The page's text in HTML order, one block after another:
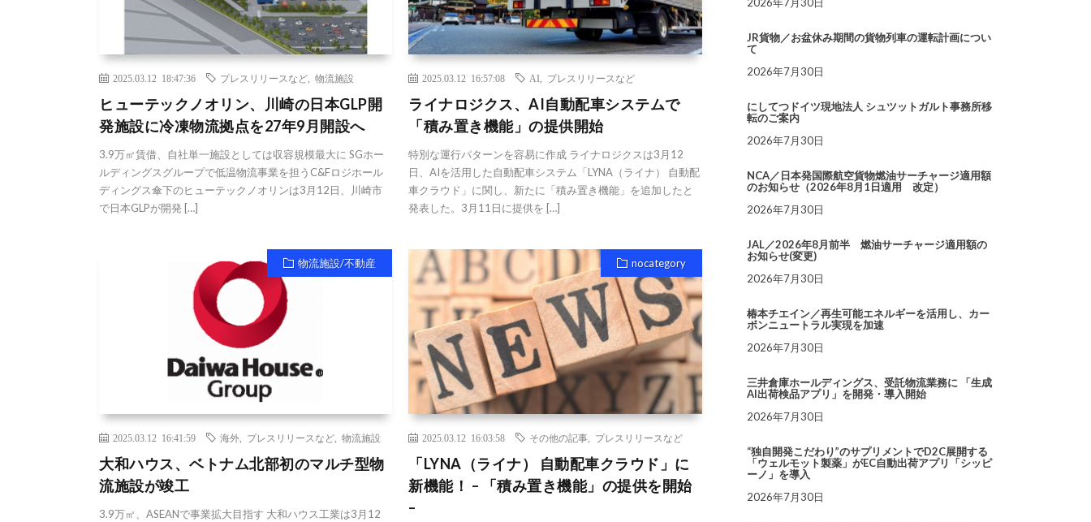
2025.03.12 18:47:36 プレスリリースなど 物流施設
ヒューテックノオリン、川崎の日本GLP開
発施設に冷凍物流拠点を27年9月開設へ
3.9万㎡賃借、自社単一施設としては収容規模最大に SGホー
ルディングスグループで低温物流事業を担うC&Fロジホール
ディングス傘下のヒューテックノオリンは3月12日、川崎市
で日本GLPが開発 […]
2025.03.12 16:57:08 AI プレスリリースなど
ライナロジクス、AI自動配車システムで
「積み置き機能」の提供開始
特別な運行パターンを容易に作成 ライナロジクスは3月12
日、AIを活用した自動配車システム「LYNA（ライナ） 自動配
車クラウド」に関し、新たに「積み置き機能」を追加したと
発表した。3月11日に提供を […]
物流施設/不動産
2025.03.12 16:41:59 海外 プレスリリースなど 物流施設
大和ハウス、ベトナム北部初のマルチ型物
流施設が竣工
3.9万㎡、ASEANで事業拡大目指す 大和ハウス工業は3月12
nocategory
2025.03.12 16:03:58 その他の記事 プレスリリースなど
「LYNA（ライナ） 自動配車クラウド」に
新機能！ – 「積み置き機能」の提供を開始
–
2026年7月30日
JR貨物／お盆休み期間の貨物列車の運転計画につい
て
2026年7月30日
にしてつドイツ現地法人 シュツットガルト事務所移
転のご案内
2026年7月30日
NCA／日本発国際航空貨物燃油サーチャージ適用額
のお知らせ（2026年8月1日適用 改定）
2026年7月30日
JAL／2026年8月前半 燃油サーチャージ適用額の
お知らせ(変更)
2026年7月30日
椿本チエイン／再生可能エネルギーを活用し、カー
ボンニュートラル実現を加速
2026年7月30日
三井倉庫ホールディングス、受託物流業務に 「生成
AI出荷検品アプリ」を開発・導入開始
2026年7月30日
“独自開発こだわり”のサプリメントでD2C展開する
「ウェルモット製薬」がEC自動出荷アプリ「シッピ
ーノ」を導入
2026年7月30日